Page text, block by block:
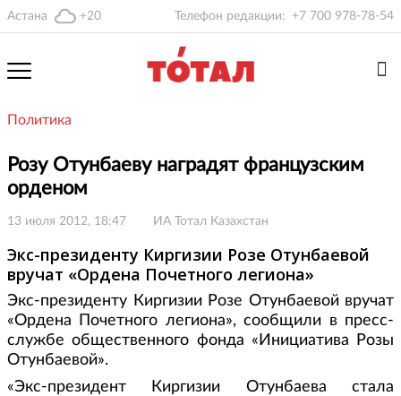
Астана +20 Телефон редакции: +7 700 978-78-54
Политика
Розу Отунбаеву наградят французским
орденом
13 июля 2012, 18:47 ИА Тотал Казахстан
Экс-президенту Киргизии Розе Отунбаевой
вручат «Ордена Почетного легиона»
Экс-президенту Киргизии Розе Отунбаевой вручат
«Ордена Почетного легиона», сообщили в пресс-
службе общественного фонда «Инициатива Розы
Отунбаевой».
«Экс-президент Киргизии Отунбаева стала